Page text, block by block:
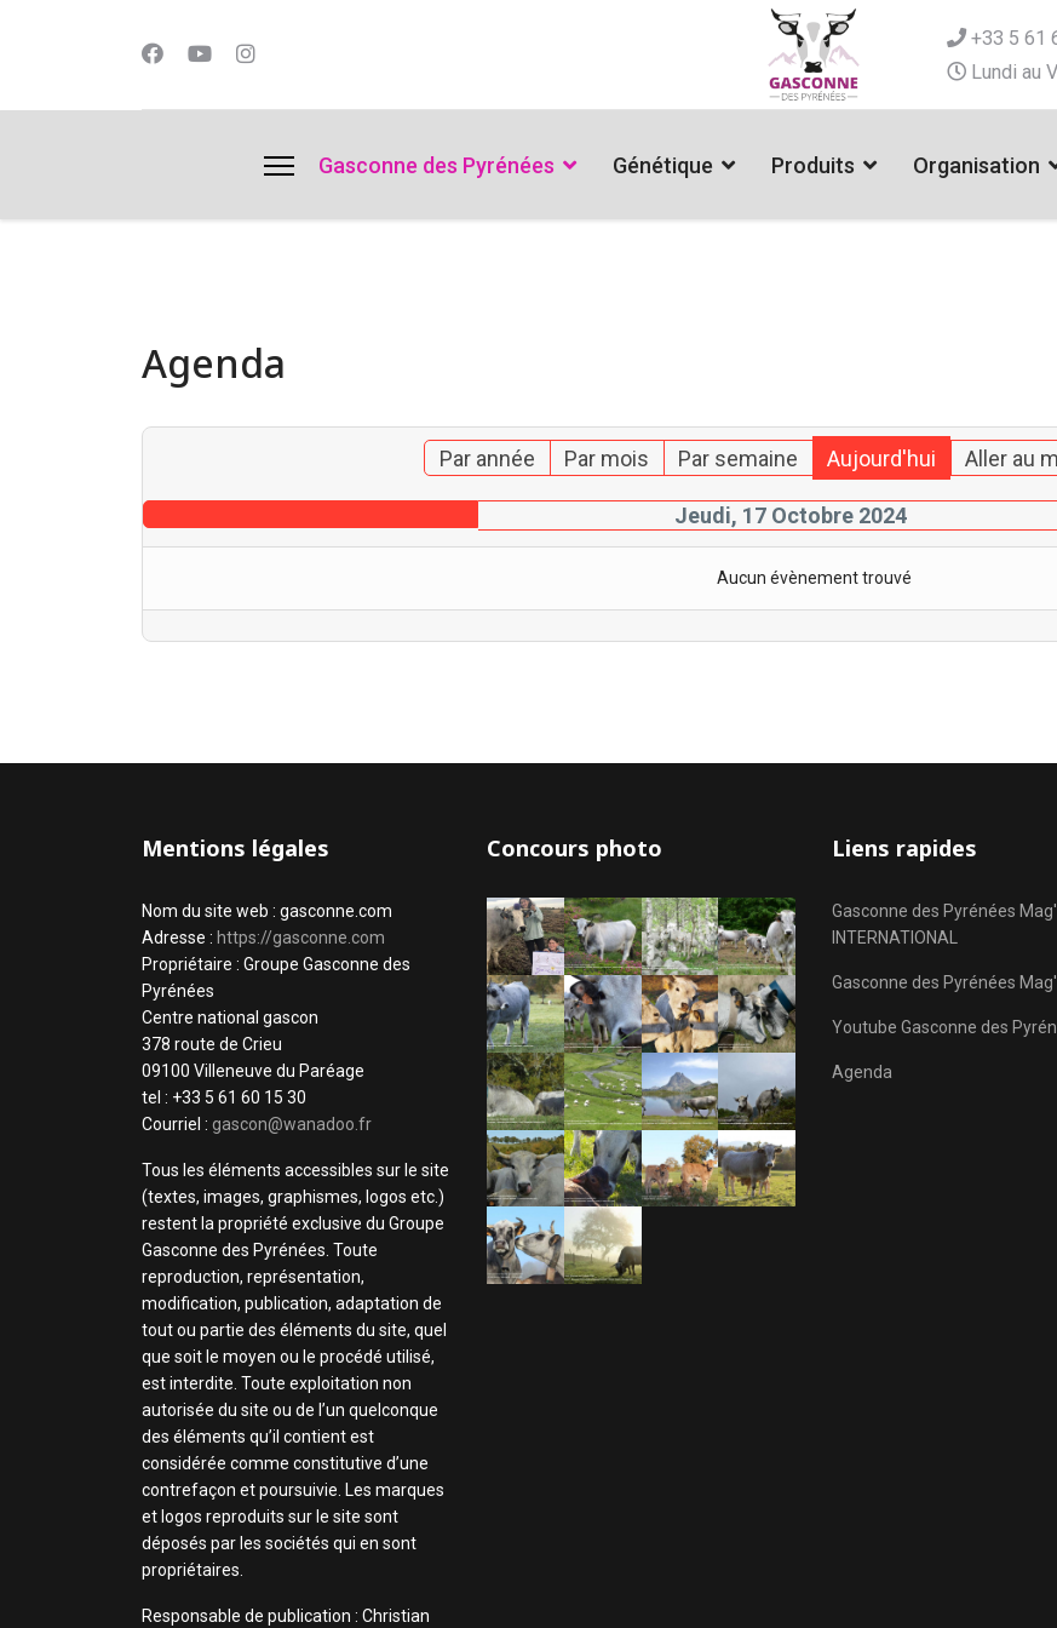
+33 5 61
Lundi au
Gasconne des Pyrénées Génétique Produits Organisation
Agenda
Par année Par mois Par semaine Aujourd'hui Aller au
Jeudi, 17 Octobre 2024
Aucun évènement trouvé
Mentions légales
Nom du site web : gasconne.com
Adresse : https://gasconne.com
Propriétaire : Groupe Gasconne des
Pyrénées
Centre national gascon
378 route de Crieu
09100 Villeneuve du Paréage
tel : +33 5 61 60 15 30
Courriel : gascon@wanadoo.fr
Tous les éléments accessibles sur le site
(textes, images, graphismes, logos etc.)
restent la propriété exclusive du Groupe
Gasconne des Pyrénées. Toute
reproduction, représentation,
modification, publication, adaptation de
tout ou partie des éléments du site, quel
que soit le moyen ou le procédé utilisé,
est interdite. Toute exploitation non
autorisée du site ou de l’un quelconque
des éléments qu’il contient est
considérée comme constitutive d’une
contrefaçon et poursuivie. Les marques
et logos reproduits sur le site sont
déposés par les sociétés qui en sont
propriétaires.
Responsable de publication : Christian
Concours photo Liens rapides
Gasconne des Pyrénées Mag'
INTERNATIONAL
Gasconne des Pyrénées Mag'
Youtube Gasconne des
Agenda